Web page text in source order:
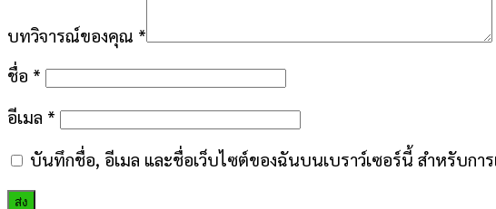
บทวิจารณ์ของคุณ *
ชื่อ *
อีเมล *
บันทึกชื่อ, อีเมล และชื่อเว็บไซต์ของฉันบนเบราว์เซอร์นี้ สำหรับกา